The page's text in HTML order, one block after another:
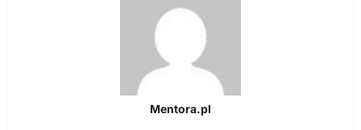
Mentora.pl